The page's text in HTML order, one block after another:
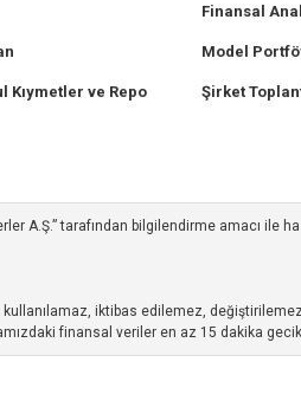
Kıymetler ve Repo
Finansal
Model
Şirket
A.Ş.” tarafından bilgilendirme amacı ile
iktibas edilemez,
finansal veriler en az 15 dakika